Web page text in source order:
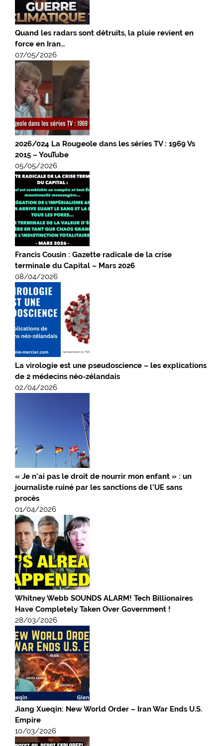
Quand les radars sont détruits, la pluie revient en
force en Iran…
07/05/2026
2026/024 La Rougeole dans les séries TV : 1969 Vs
2015 – YouTube
05/05/2026
Francis Cousin : Gazette radicale de la crise
terminale du Capital – Mars 2026
08/04/2026
La virologie est une pseudoscience – les explications
de 2 médecins néo-zélandais
02/04/2026
« Je n’ai pas le droit de nourrir mon enfant » : un
journaliste ruiné par les sanctions de l’UE sans
procès
01/04/2026
Whitney Webb SOUNDS ALARM! Tech Billionaires
Have Completely Taken Over Government !
28/03/2026
Jiang Xueqin: New World Order – Iran War Ends U.S.
Empire
10/03/2026